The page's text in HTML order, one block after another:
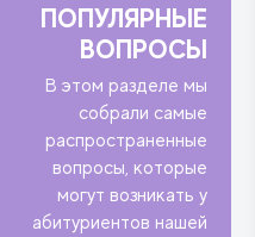
ПОПУЛЯРНЫЕ
ВОПРОСЫ
В этом разделе мы
собрали самые
распространенные
вопросы, которые
могут возникать у
абитуриентов нашей